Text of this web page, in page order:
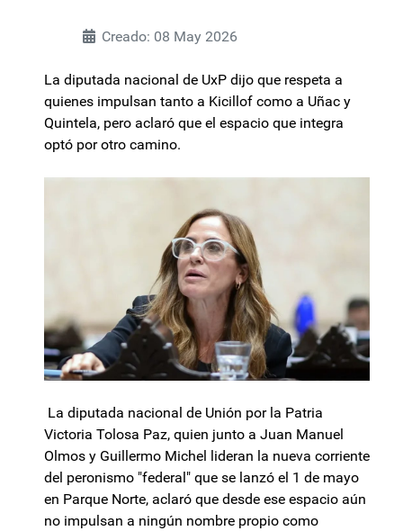
Creado: 08 May 2026
La diputada nacional de UxP dijo que respeta a
quienes impulsan tanto a Kicillof como a Uñac y
Quintela, pero aclaró que el espacio que integra
optó por otro camino.
La diputada nacional de Unión por la Patria
Victoria Tolosa Paz, quien junto a Juan Manuel
Olmos y Guillermo Michel lideran la nueva corriente
del peronismo "federal" que se lanzó el 1 de mayo
en Parque Norte, aclaró que desde ese espacio aún
no impulsan a ningún nombre propio como